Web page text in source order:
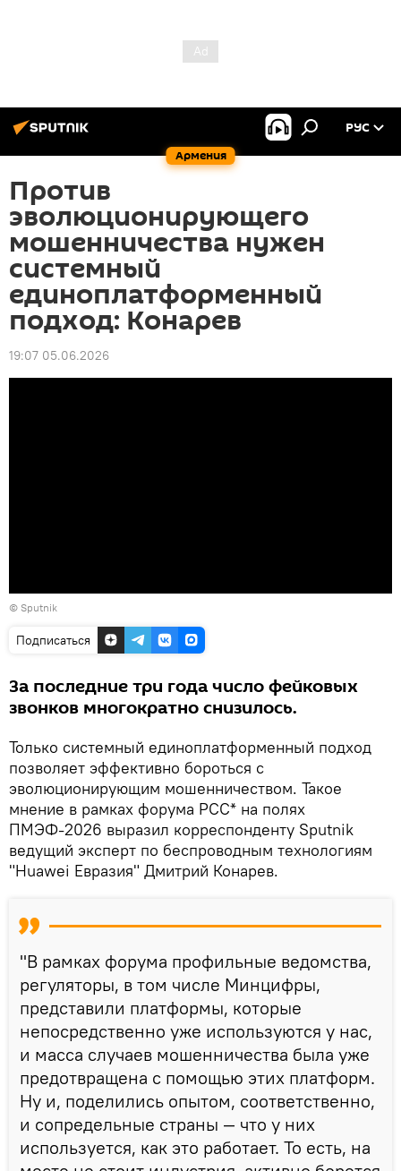
Армения
РУС
Против
эволюционирующего
мошенничества нужен
системный
единоплатформенный
подход: Конарев
19:07 05.06.2026
© Sputnik
Подписаться
За последние три года число фейковых
звонков многократно снизилось.
Только системный единоплатформенный подход
позволяет эффективно бороться с
эволюционирующим мошенничеством. Такое
мнение в рамках форума РСС* на полях
ПМЭФ-2026 выразил корреспонденту Sputnik
ведущий эксперт по беспроводным технологиям
"Huawei Евразия" Дмитрий Конарев.
"В рамках форума профильные ведомства,
регуляторы, в том числе Минцифры,
представили платформы, которые
непосредственно уже используются у нас,
и масса случаев мошенничества была уже
предотвращена с помощью этих платформ.
Ну и, поделились опытом, соответственно,
и сопредельные страны — что у них
используется, как это работает. То есть, на